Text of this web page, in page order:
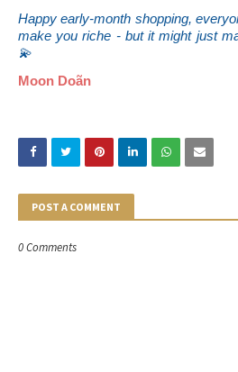
Happy early-month shopping,
make you riche - but it might just
💫
Moon Doãn
POST A COMMENT
0 Comments